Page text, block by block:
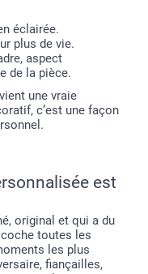
éclairée.
plus de vie.
aspect
de la pièce.
une vraie
c’est une façon
est
original et qui a du
toutes les
les plus
fiançailles,